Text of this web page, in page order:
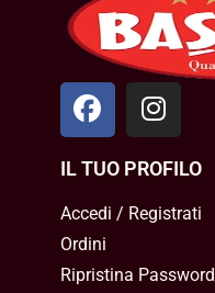
IL TUO PROFILO
Accedi / Registrati
Ordini
Ripristina Password